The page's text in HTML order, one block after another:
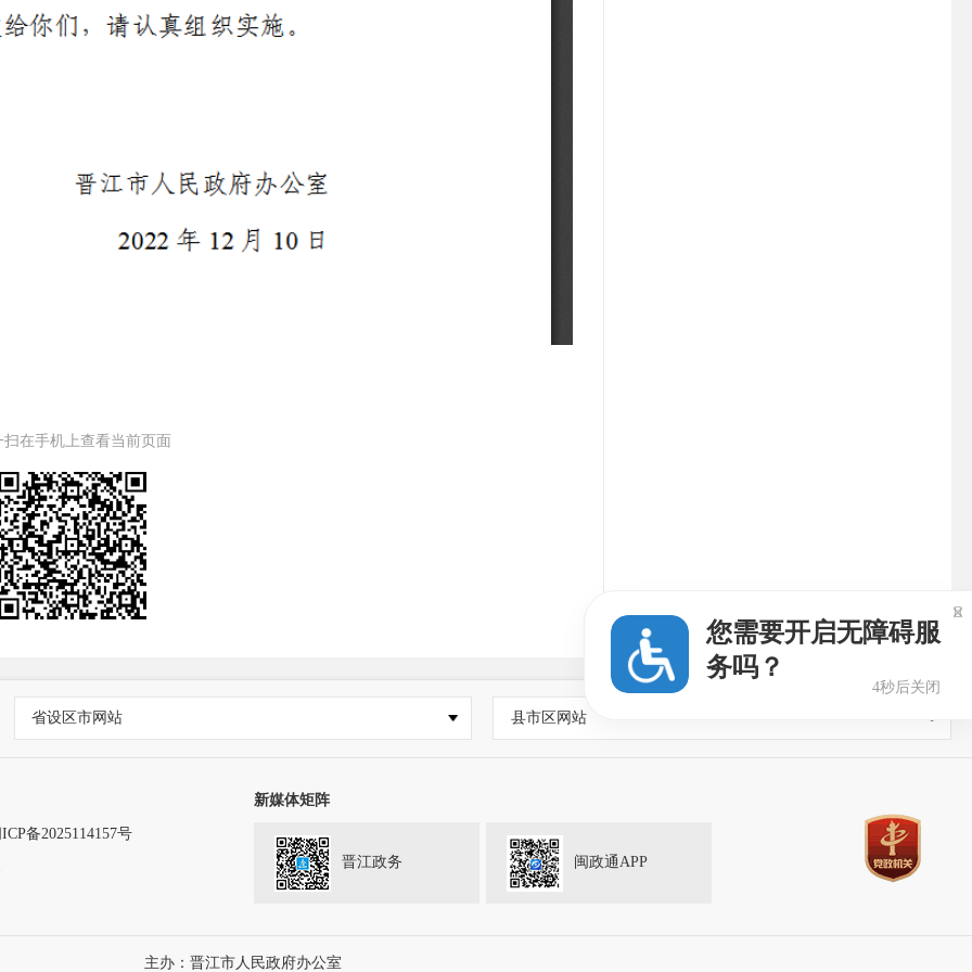
扫在手机上查看当前页面
省设区市网站 县市区网站
备2025114157号
新媒体矩阵
晋江政务 闽政通APP
主办：晋江市人民政府办公室
您需要开启无障碍服
务吗？
3秒后关闭
